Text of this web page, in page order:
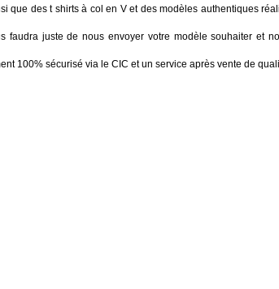
que des t shirts à col en V et des modèles authentiques
juste de nous envoyer votre modèle souhaiter et
100% sécurisé via le CIC et un service après vente de